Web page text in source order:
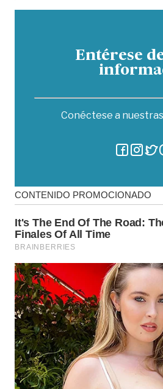
Entérese
Conéctese a